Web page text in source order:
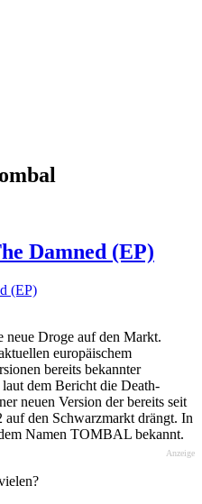
Damned (EP)
neue Droge auf den Markt.
europäischem
bereits bekannter
laut dem Bericht die Death-
neuen Version der bereits seit
den Schwarzmarkt drängt. In
Namen TOMBAL bekannt.
Anzeige